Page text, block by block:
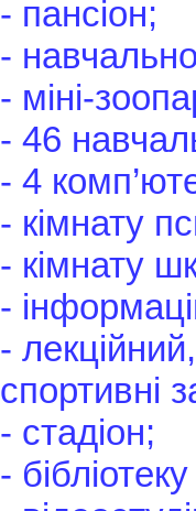
- пансіон;
-
- міні-
- 46
- 4
- кімнату
- кімнату
-
-
спортивні
- стадіон;
-